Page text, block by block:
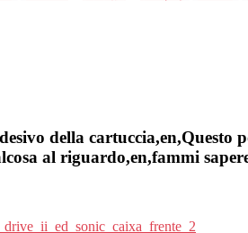
della
al riguardo,en,fammi